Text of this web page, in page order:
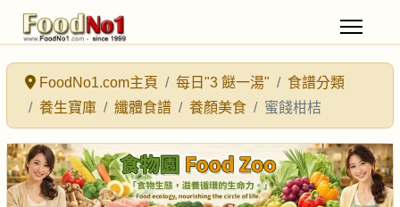
FoodNo1.com主頁 每日"3 餸一湯"
食譜分類
養生寶庫
纖體食譜 養顏美食 蜜餞柑桔